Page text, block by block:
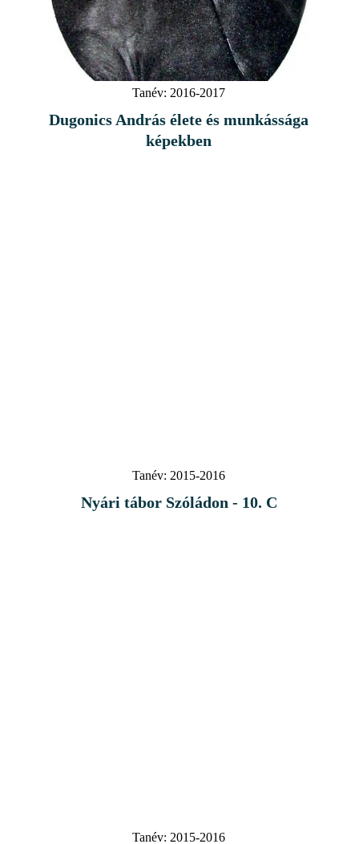
Tanév: 2016-2017
Dugonics András élete és munkássága
képekben
Tanév: 2015-2016
Nyári tábor Szóládon - 10. C
Tanév: 2015-2016